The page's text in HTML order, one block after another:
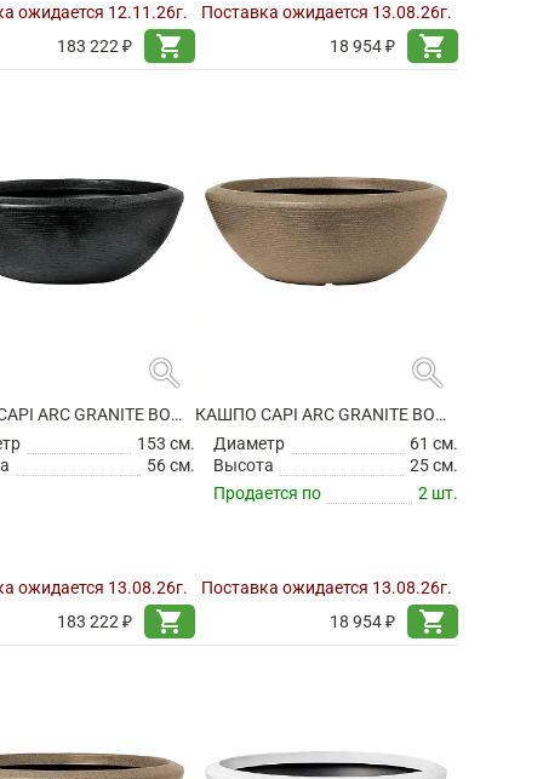
ожидается 12.11.26г.
183 222 ₽
shopping_cart
Поставка ожидается 13.08.26г.
18 954 ₽
shopping_cart
search
КАШПО CAPI ARC GRANITE BOWL LOW BLACK
153 см.
56 см.
ожидается 13.08.26г.
183 222 ₽
shopping_cart
search
КАШПО CAPI ARC GRANITE BOWL LOW WARM TAUPE
Диаметр
61 см.
Высота
25 см.
Продается по
2 шт.
Поставка ожидается 13.08.26г.
18 954 ₽
shopping_cart